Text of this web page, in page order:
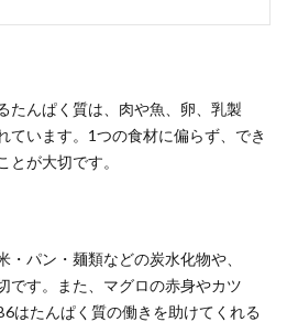
たんぱく質は、肉や魚、卵、乳製
ています。1つの食材に偏らず、でき
とが大切です。
パン・麺類などの炭水化物や、
です。また、マグロの赤身やカツ
はたんぱく質の働きを助けてくれる